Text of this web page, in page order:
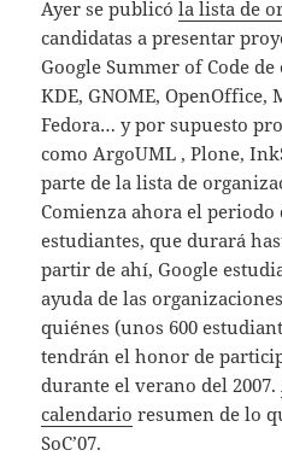
Ayer se publicóla lista de
candidatas a presentar
Google Summer of Code
KDE, GNOME,
Fedora… y por supuesto
como ArgoUML , Plone,
parte de la lista de
Comienza ahora el
estudiantes, que durará
partir de ahí, Google
ayuda de las
quiénes (unos 600
tendrán el honor de
durante el verano del 2007.
calendario resumen de lo
SoC’07.